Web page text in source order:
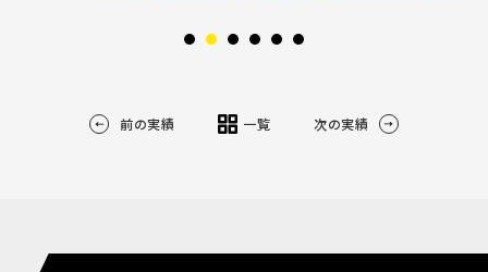
前の実績 一覧 次の実績